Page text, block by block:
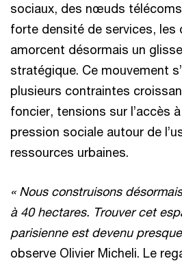
sociaux, des nœuds
forte densité de services, les
amorcent désormais un
stratégique. Ce mouvement
plusieurs contraintes
foncier, tensions sur l’accès à
pression sociale autour de
ressources urbaines.
« Nous construisons
à 40 hectares. Trouver cet
parisienne est devenu
observe Olivier Micheli. Le